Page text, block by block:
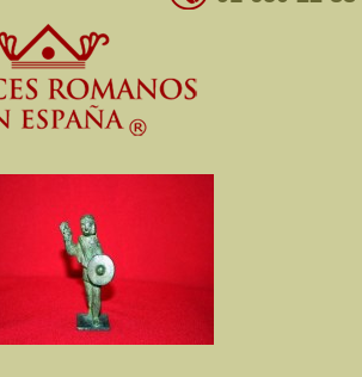
Introducción
Presentación
Modelos por encargo